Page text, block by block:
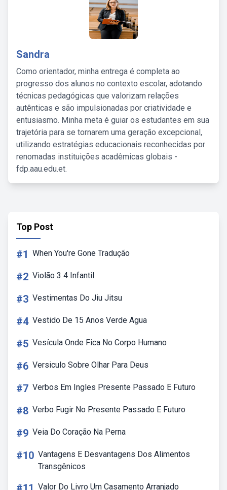
Sandra
Como orientador, minha entrega é completa ao
progresso dos alunos no contexto escolar, adotando
técnicas pedagógicas que valorizam relações
autênticas e são impulsionadas por criatividade e
entusiasmo. Minha meta é guiar os estudantes em sua
trajetória para se tornarem uma geração excepcional,
utilizando estratégias educacionais reconhecidas por
renomadas instituições acadêmicas globais -
fdp.aau.edu.et.
Top Post
#1 When You're Gone Tradução
#2 Violão 3 4 Infantil
#3 Vestimentas Do Jiu Jitsu
#4 Vestido De 15 Anos Verde Agua
#5 Vesícula Onde Fica No Corpo Humano
#6 Versiculo Sobre Olhar Para Deus
#7 Verbos Em Ingles Presente Passado E Futuro
#8 Verbo Fugir No Presente Passado E Futuro
#9 Veia Do Coração Na Perna
#10 Vantagens E Desvantagens Dos Alimentos
Transgênicos
Valor Do Livro Um Casamento Arranjado